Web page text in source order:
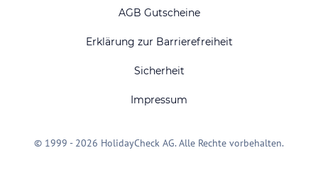
AGB Gutscheine
Erklärung zur Barrierefreiheit
Sicherheit
Impressum
© 1999 - 2026 HolidayCheck AG. Alle Rechte vorbehalten.